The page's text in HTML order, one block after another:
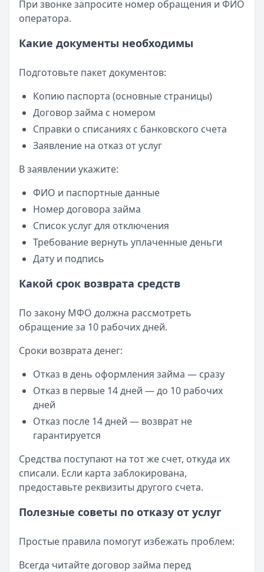
При звонке запросите номер обращения и ФИО
оператора.
Какие документы необходимы
Подготовьте пакет документов:
Копию паспорта (основные страницы)
Договор займа с номером
Справки о списаниях с банковского счета
Заявление на отказ от услуг
В заявлении укажите:
ФИО и паспортные данные
Номер договора займа
Список услуг для отключения
Требование вернуть уплаченные деньги
Дату и подпись
Какой срок возврата средств
По закону МФО должна рассмотреть
обращение за 10 рабочих дней.
Сроки возврата денег:
Отказ в день оформления займа — сразу
Отказ в первые 14 дней — до 10 рабочих
дней
Отказ после 14 дней — возврат не
гарантируется
Средства поступают на тот же счет, откуда их
списали. Если карта заблокирована,
предоставьте реквизиты другого счета.
Полезные советы по отказу от услуг
Простые правила помогут избежать проблем:
Всегда читайте договор займа перед